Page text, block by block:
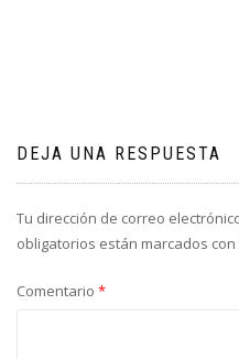
DEJA UNA RESPUESTA
Tu dirección de correo
obligatorios están marcados con
Comentario *